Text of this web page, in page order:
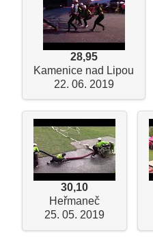
28,95
Kamenice nad Lipou
22. 06. 2019
30,10
Heřmaneč
25. 05. 2019